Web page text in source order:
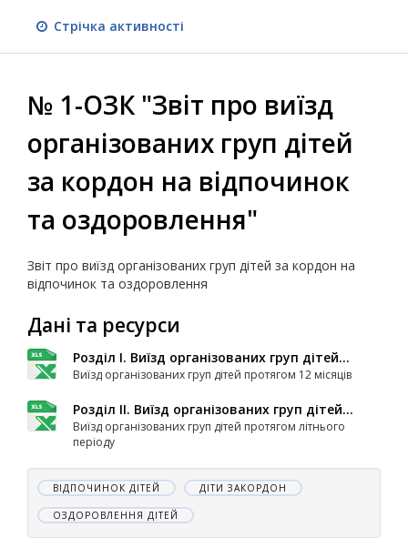
Стрічка активності
№ 1-ОЗК "Звіт про виїзд
організованих груп дітей
за кордон на відпочинок
та оздоровлення"
Звіт про виїзд організованих груп дітей за кордон на
відпочинок та оздоровлення
Дані та ресурси
Розділ І. Виїзд організованих груп дітей...
Виїзд організованих груп дітей протягом 12 місяців
Розділ ІІ. Виїзд організованих груп дітей...
Виїзд організованих груп дітей протягом літнього
періоду
ВІДПОЧИНОК ДІТЕЙ ДІТИ ЗАКОРДОН
ОЗДОРОВЛЕННЯ ДІТЕЙ